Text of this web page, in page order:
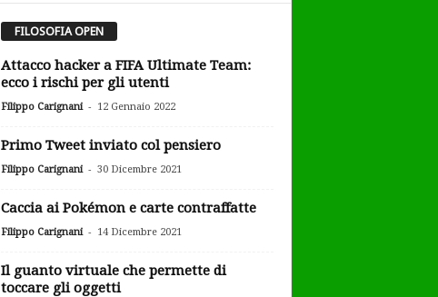
FILOSOFIA OPEN
Attacco hacker a FIFA Ultimate Team:
ecco i rischi per gli utenti
Filippo Carignani - 12 Gennaio 2022
Primo Tweet inviato col pensiero
Filippo Carignani - 30 Dicembre 2021
Caccia ai Pokémon e carte contraffatte
Filippo Carignani - 14 Dicembre 2021
Il guanto virtuale che permette di
toccare gli oggetti